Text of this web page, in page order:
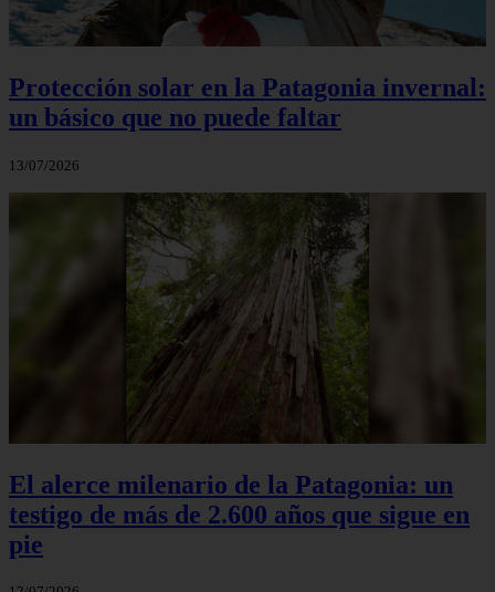
Protección solar en la Patagonia invernal:
un básico que no puede faltar
13/07/2026
El alerce milenario de la Patagonia: un
testigo de más de 2.600 años que sigue en
pie